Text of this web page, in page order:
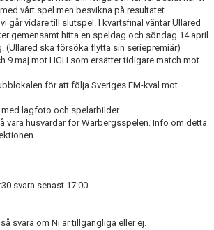
vårt spel men besvikna på resultatet.
går vidare till slutspel. I kvartsfinal väntar Ullared
gemensamt hitta en speldag och söndag 14 april
(Ullared ska försöka flytta sin seriepremiär)
9 maj mot HGH som ersätter tidigare match mot
för att följa Sveriges EM-kval mot
lagfoto och spelarbilder.
vara husvärdar för Warbergsspelen. Info om detta
svara senast 17:00
svara om Ni är tillgängliga eller ej.